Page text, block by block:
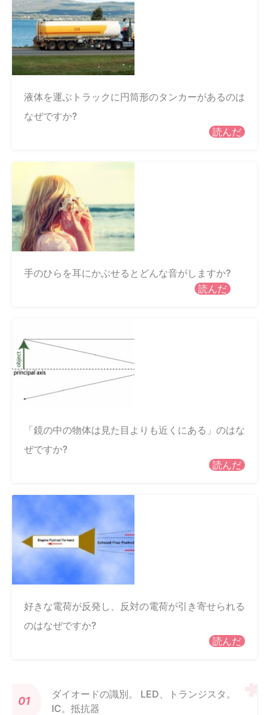
液体を運ぶトラックに円筒形のタンカーがあるのは
なぜですか?
読んだ
手のひらを耳にかぶせるとどんな音がしますか?
読んだ
「鏡の中の物体は見た目よりも近くにある」のはな
ぜですか?
読んだ
好きな電荷が反発し、反対の電荷が引き寄せられる
のはなぜですか?
読んだ
ダイオードの識別。 LED、トランジスタ。
IC。抵抗器